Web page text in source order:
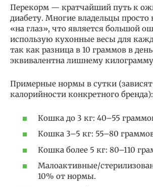
Перекорм — кратчайший путь к
диабету. Многие владельцы
«на глаз», что является большой
использую кухонные весы для
так как разница в 10 граммов в
эквивалентна лишнему
Примерные нормы в сутки
калорийности конкретного бренда):
Кошка до 3 кг: 40–55
Кошка 3–5 кг: 55–80
Кошка более 5 кг: 80–110
Малоактивные/
10% от нормы.